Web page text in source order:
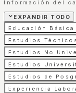
Información del
EXPANDIR TODO
Educación Básica
Estudios
Estudios No
Estudios
Estudios de
Experiencia